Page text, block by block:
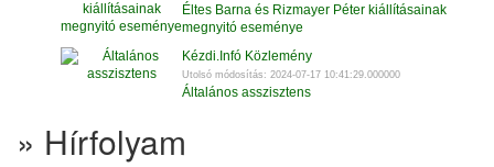
Éltes Barna és Rizmayer Péter kiállításainak
megnyitó eseménye
Kézdi.Infó Közlemény
Utolsó módosítás: 2024-07-17 10:41:29.000000
Általános asszisztens
» Hírfolyam